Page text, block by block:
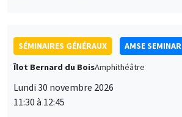
SÉMINAIRES GÉNÉRAUX
AMSE SEMINAR
Îlot Bernard du BoisAmphithéâtre
Lundi 30 novembre 2026
11:30 à 12:45